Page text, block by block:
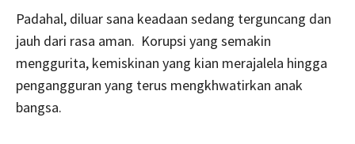
Padahal, diluar sana keadaan sedang terguncang dan
jauh dari rasa aman. Korupsi yang semakin
menggurita, kemiskinan yang kian merajalela hingga
pengangguran yang terus mengkhwatirkan anak
bangsa.